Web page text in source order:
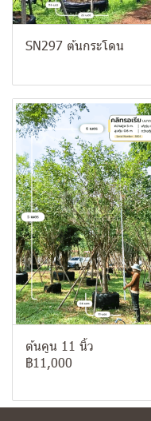
SN297 ต้นกระโดน
ต้นคูน 11 นิ้ว
฿11,000